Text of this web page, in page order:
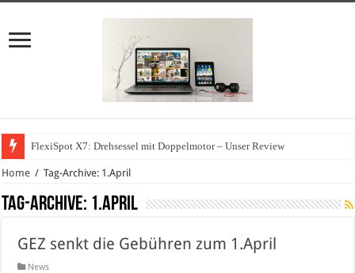
FlexiSpot X7: Drehsessel mit Doppelmotor – Unser Review
Home / Tag-Archive: 1.April
Tag-Archive: 1.April
GEZ senkt die Gebühren zum 1.April
News